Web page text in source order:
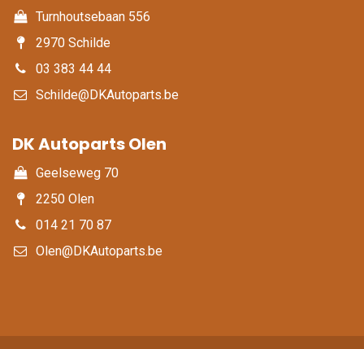
Turnhoutsebaan 556
2970 Schilde
03 383 44 44
Schilde@DKAutoparts.be
DK Autoparts Olen​
Geelseweg 70
2250 Olen
014 21 70 87
Olen@DKAutoparts.be